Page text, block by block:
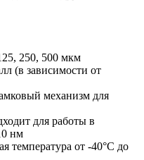
250, 500 мкм
(в зависимости от
механизм для
для работы в
нм
температура от -40°C до